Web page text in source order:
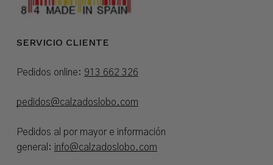
SERVICIO CLIENTE
Pedidos online: 913 662 326
pedidos@calzadoslobo.com
Pedidos al por mayor e información
general: info@calzadoslobo.com